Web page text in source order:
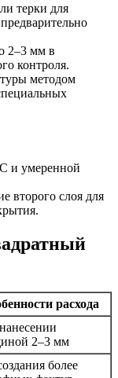
терки для
2–3 мм в
контроля.
методом
и умеренной
второго слоя для
расхода
2–3 мм
более